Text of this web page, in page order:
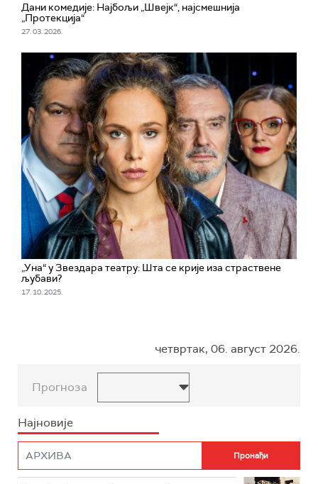
Дани комедије: Најбољи „Швејк“, најсмешнија
„Протекција“
27. 03. 2026.
„Уна“ у Звездара театру: Шта се крије иза страствене
љубави?
17. 10. 2025.
четвртак, 06. август 2026.
Прогноза
Најновије